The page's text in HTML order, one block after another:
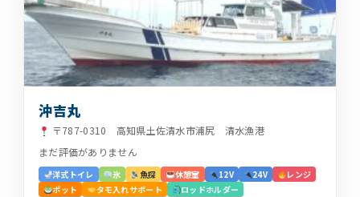
沖吉丸
〒787-0310 高知県土佐清水市浦尻 清水漁港
まだ評価がありません
洋式トイレ 氷 魚探 休憩室 12V 24V
レンジ
ポット
タモ入れサポート ロッドホルダー